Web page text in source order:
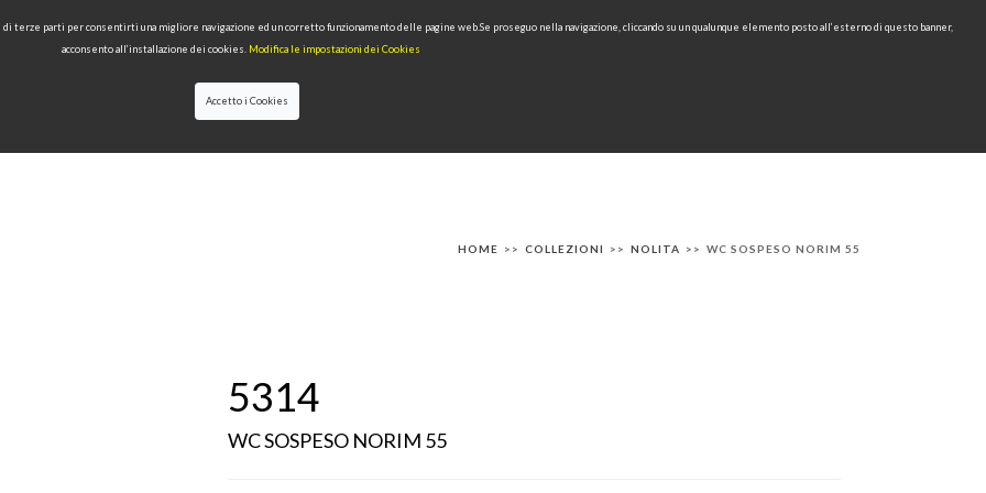
RU
HOME >> COLLEZIONI >> NOLITA >> WC SOSPESO NORIM 55
5314
WC SOSPESO NORIM 55
parti per consentirti una migliore navigazione ed un corretto funzionamento delle pagine web.Se proseguo nella navigazione, cliccando su un qualunque elemento posto all’esterno di questo banner,
acconsento all’installazione dei cookies. Modifica le impostazioni dei Cookies
Accetto i Cookies